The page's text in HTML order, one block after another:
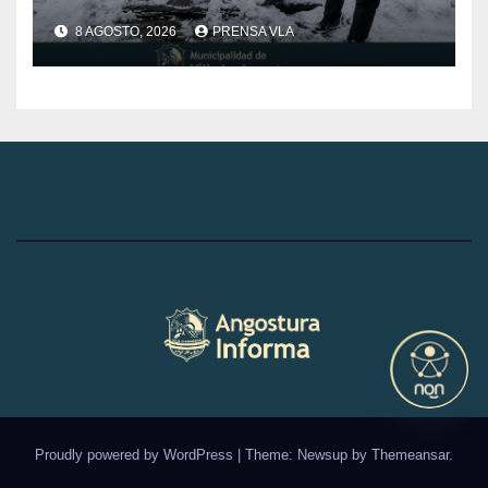
Municipalidad de Villa la
Angostura dia 8/8/26
8 AGOSTO, 2026 PRENSA VLA
Proudly powered by WordPress Theme: Newsup by Themeansar.